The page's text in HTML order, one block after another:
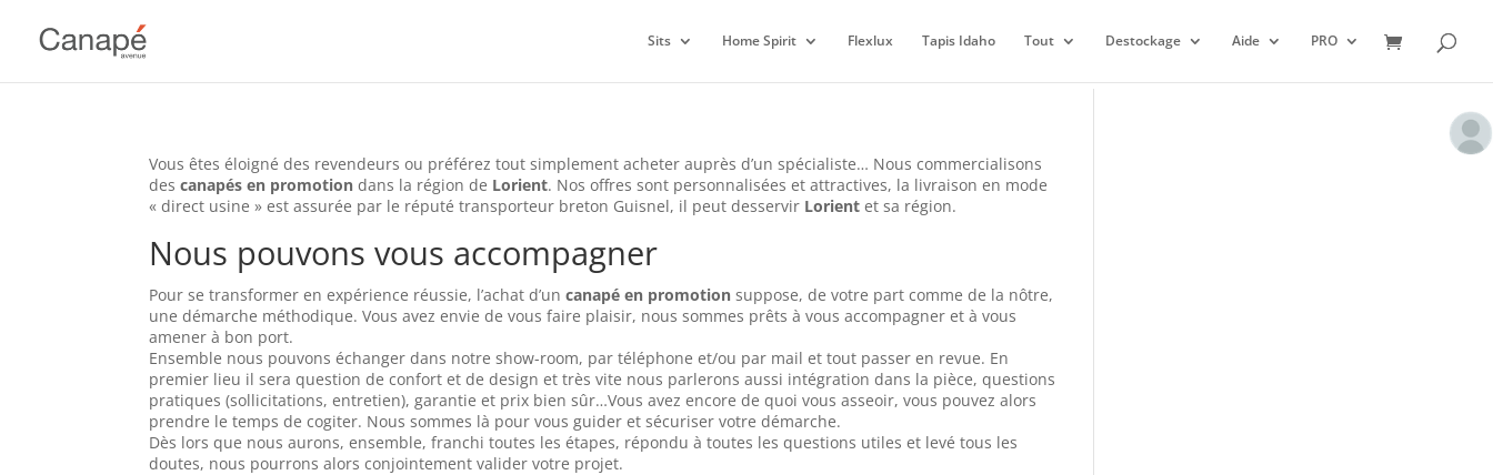
Sits Home Spirit Flexlux Tapis Idaho Tout Destockage Aide PRO
Vous êtes éloigné des revendeurs ou préférez tout simplement acheter auprès d’un spécialiste… Nous commercialisons
descanapés en promotion dans la région de Lorient. Nos offres sont personnalisées et attractives, la livraison en mode
« direct usine » est assurée par le réputé transporteur breton Guisnel, il peut desservir Lorient et sa région.
Nous pouvons vous accompagner
Pour se transformer en expérience réussie, l’achat d’uncanapé en promotion suppose, de votre part comme de la nôtre,
une démarche méthodique. Vous avez envie de vous faire plaisir, nous sommes prêts à vous accompagner et à vous
amener à bon port.
Ensemble nous pouvons échanger dans notre show-room, par téléphone et/ou par mail et tout passer en revue. En
premier lieu il sera question de confort et de design et très vite nous parlerons aussi intégration dans la pièce, questions
pratiques (sollicitations, entretien), garantie et prix bien sûr…Vous avez encore de quoi vous asseoir, vous pouvez alors
prendre le temps de cogiter. Nous sommes là pour vous guider et sécuriser votre démarche.
Dès lors que nous aurons, ensemble, franchi toutes les étapes, répondu à toutes les questions utiles et levé tous les
doutes, nous pourrons alors conjointement valider votre projet.